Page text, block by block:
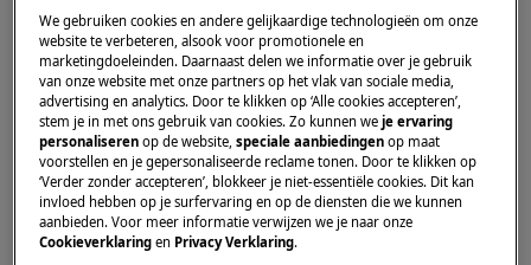
Solution
Triez le linge blanc et lavez-le séparément
des autres couleurs.
Utilisez une lessive spécifique pour le linge
blanc. Il contient des ingrédients qui
blanchissent votre linge.
We gebruiken cookies en andere gelijkaardige technologieën om onze
website te verbeteren, alsook voor promotionele en
marketingdoeleinden. Daarnaast delen we informatie over je gebruik
van onze website met onze partners op het vlak van sociale media,
advertising en analytics. Door te klikken op ‘Alle cookies accepteren’,
stem je in met ons gebruik van cookies. Zo kunnen weje ervaring
personaliseren op de website,speciale aanbiedingen op maat
voorstellen en je gepersonaliseerde reclame tonen. Door te klikken op
‘Verder zonder accepteren’, blokkeer je niet-essentiële cookies. Dit kan
invloed hebben op je surfervaring en op de diensten die we kunnen
aanbieden. Voor meer informatie verwijzen we je naar onze
Cookieverklaring en Privacy Verklaring.